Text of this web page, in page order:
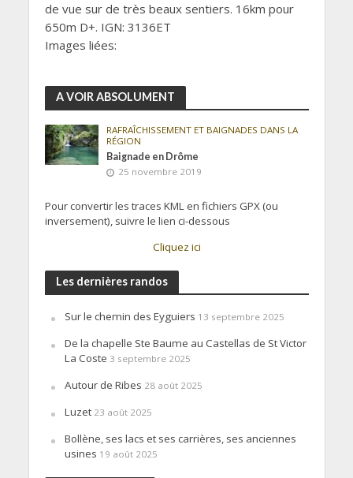
de vue sur de très beaux sentiers. 16km pour
650m D+. IGN: 3136ET
Images liées:
A VOIR ABSOLUMENT
RAFRAÎCHISSEMENT ET BAIGNADES DANS LA
RÉGION
Baignade en Drôme
25 novembre 2019
Pour convertir les traces KML en fichiers GPX (ou
inversement), suivre le lien ci-dessous
Cliquez ici
Les dernières randos
Sur le chemin des Eyguiers 13 septembre 2025
De la chapelle Ste Baume au Castellas de St Victor
La Coste 3 septembre 2025
Autour de Ribes 28 août 2025
Luzet 23 août 2025
Bollène, ses lacs et ses carrières, ses anciennes
usines 19 août 2025